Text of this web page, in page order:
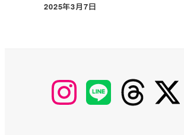
投稿日
2025年3月7日
【Instagram】
MyKOBAKO
【LINE】 【threads】